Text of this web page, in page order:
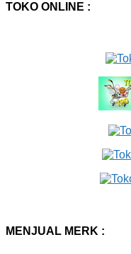
TOKO ONLINE :
MENJUAL MERK :